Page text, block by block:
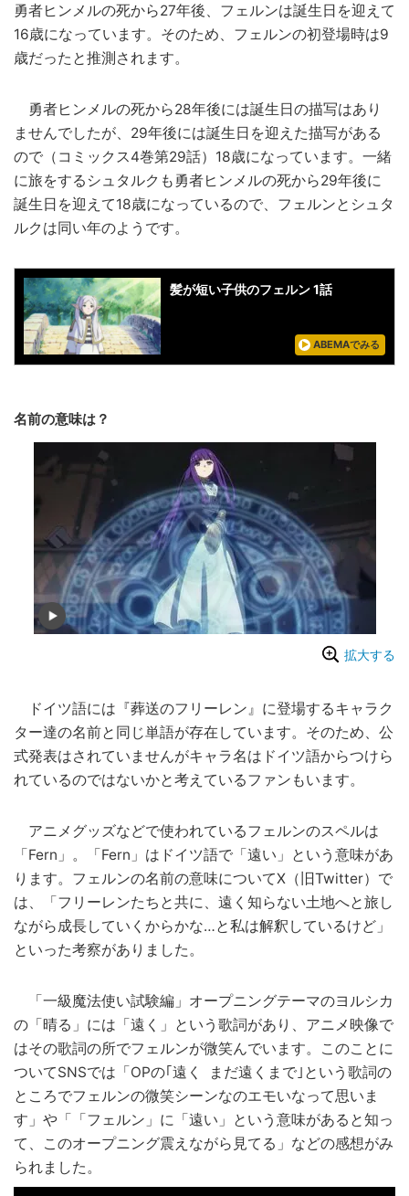
勇者ヒンメルの死から27年後、フェルンは誕生日を迎えて
16歳になっています。そのため、フェルンの初登場時は9
歳だったと推測されます。
勇者ヒンメルの死から28年後には誕生日の描写はあり
ませんでしたが、29年後には誕生日を迎えた描写がある
ので（コミックス4巻第29話）18歳になっています。一緒
に旅をするシュタルクも勇者ヒンメルの死から29年後に
誕生日を迎えて18歳になっているので、フェルンとシュタ
ルクは同い年のようです。
髪が短い子供のフェルン 1話
ABEMAでみる
名前の意味は？
拡大する
ドイツ語には『葬送のフリーレン』に登場するキャラク
ター達の名前と同じ単語が存在しています。そのため、公
式発表はされていませんがキャラ名はドイツ語からつけら
れているのではないかと考えているファンもいます。
アニメグッズなどで使われているフェルンのスペルは
「Fern」。「Fern」はドイツ語で「遠い」という意味があ
ります。フェルンの名前の意味についてX（旧Twitter）で
は、「フリーレンたちと共に、遠く知らない土地へと旅し
ながら成長していくからかな…と私は解釈しているけど」
といった考察がありました。
「一級魔法使い試験編」オープニングテーマのヨルシカ
の「晴る」には「遠く」という歌詞があり、アニメ映像で
はその歌詞の所でフェルンが微笑んでいます。このことに
ついてSNSでは「OPの｢遠く まだ遠くまで｣という歌詞の
ところでフェルンの微笑シーンなのエモいなって思いま
す」や「「フェルン」に「遠い」という意味があると知っ
て、このオープニング震えながら見てる」などの感想がみ
られました。